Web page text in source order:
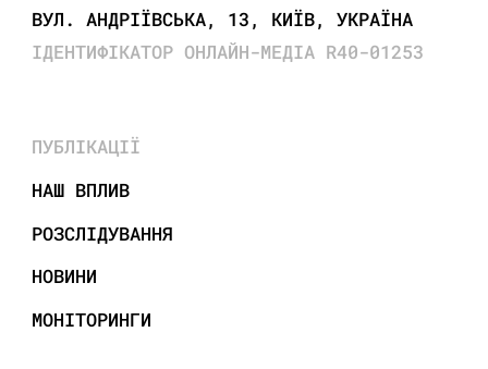
ВУЛ. АНДРІЇВСЬКА, 13, КИЇВ, УКРАЇНА
ІДЕНТИФІКАТОР ОНЛАЙН-МЕДІА R40-01253
ПУБЛІКАЦІЇ
НАШ ВПЛИВ
РОЗСЛІДУВАННЯ
НОВИНИ
МОНІТОРИНГИ